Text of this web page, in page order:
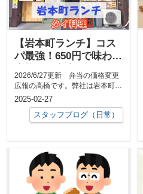
【岩本町ランチ】コス
パ最強！650円で味わう
ックポニー食堂
2026/6/27更新 弁当の価格変更
広報の高橋です。弊社は岩本町の
山崎製パン本社のごく近い場所に
2025-02-27
スタッフブログ（日常）